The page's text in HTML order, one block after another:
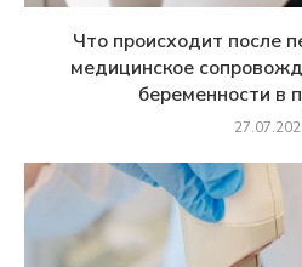
Что происходит после
медицинское
беременности в